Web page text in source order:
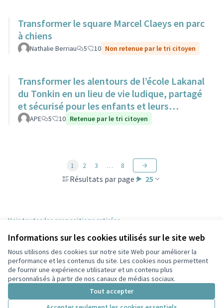
Informations sur les cookies utilisés sur le site web
Nous utilisons des cookies sur notre site Web pour améliorer la
performance et les contenus du site. Les cookies nous permettent
de fournir une expérience utilisateur et un contenu plus
personnalisés à partir de nos canaux de médias sociaux.
Tout accepter
Transformer le square Marcel Claeys en parc
à chiens
Nathalie Berriau 5 10 Non retenue par le tri citoyen
Transformer les alentours de l’école Lakanal
du Tonkin en un lieu de vie ludique, partagé
et sécurisé pour les enfants et leurs
familles.
APE 5 10 Retenue par le tri citoyen
Résultats par page : 25
1 2 3 … 8
Voir toutes les propositions retirées
Conditions d'utilisation
Paramètres des cookies
Participez Villeurbanne sur X
(Lien externe)
Participez Villeurbanne sur Facebook
Participez Villeurbanne sur Instagram
Participez Villeurbanne sur YouTube
(Lien externe)